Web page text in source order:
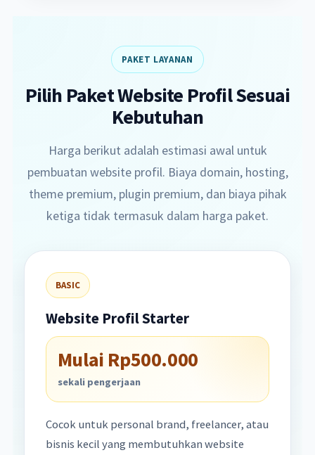
PAKET LAYANAN
Pilih Paket Website Profil Sesuai
Kebutuhan
Harga berikut adalah estimasi awal untuk
pembuatan website profil. Biaya domain, hosting,
theme premium, plugin premium, dan biaya pihak
ketiga tidak termasuk dalam harga paket.
BASIC
Website Profil Starter
Mulai Rp500.000
sekali pengerjaan
Cocok untuk personal brand, freelancer, atau
bisnis kecil yang membutuhkan website